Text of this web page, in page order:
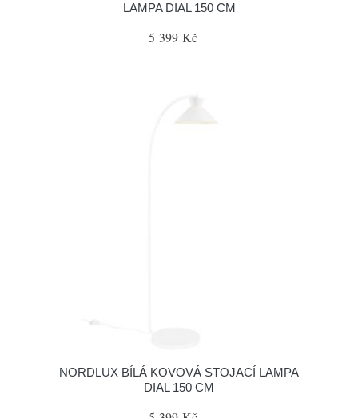
LAMPA DIAL 150 CM
5 399 Kč
NORDLUX BÍLÁ KOVOVÁ STOJACÍ LAMPA
DIAL 150 CM